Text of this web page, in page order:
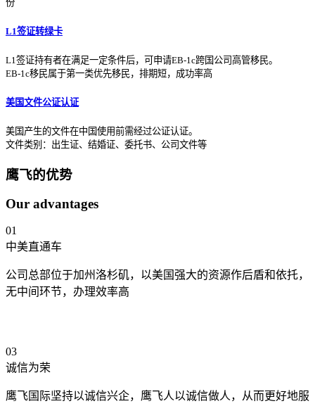
份
L1签证转绿卡
L1签证持有者在满足一定条件后，可申请EB-1c跨国公司高管移民。
EB-1c移民属于第一类优先移民，排期短，成功率高
美国文件公证认证
美国产生的文件在中国使用前需经过公证认证。
文件类别：出生证、结婚证、委托书、公司文件等
鹰飞的优势
Our advantages
01
中美直通车
公司总部位于加州洛杉矶，以美国强大的资源作后盾和依托，
无中间环节，办理效率高
03
诚信为荣
鹰飞国际坚持以诚信兴企，鹰飞人以诚信做人，从而更好地服